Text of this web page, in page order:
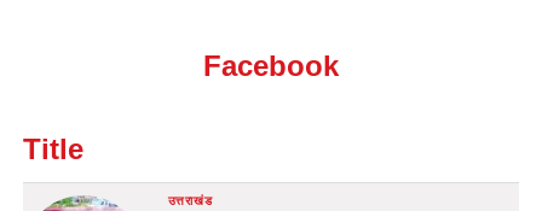
Facebook
Title
उत्तराखंड